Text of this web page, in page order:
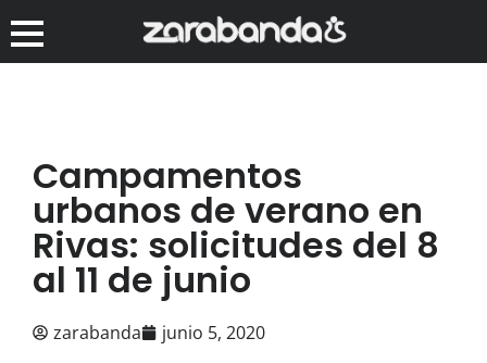
Campamentos
urbanos de verano en
Rivas: solicitudes del 8
al 11 de junio
zarabanda junio 5, 2020